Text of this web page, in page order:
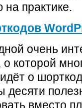
практике.
очень
которой
о
десяти
вместо